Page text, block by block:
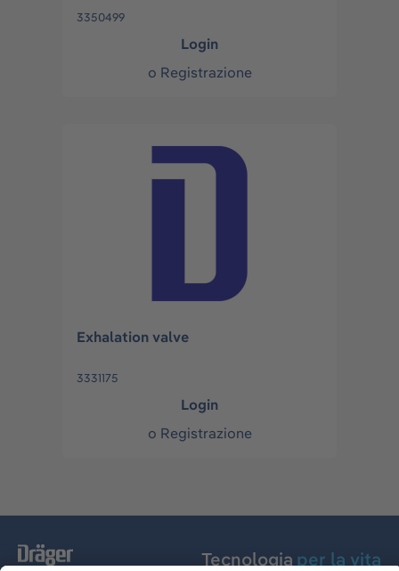
3350499
Login
o Registrazione
Exhalation valve
3331175
Login
o Registrazione
Tecnologia per la vita